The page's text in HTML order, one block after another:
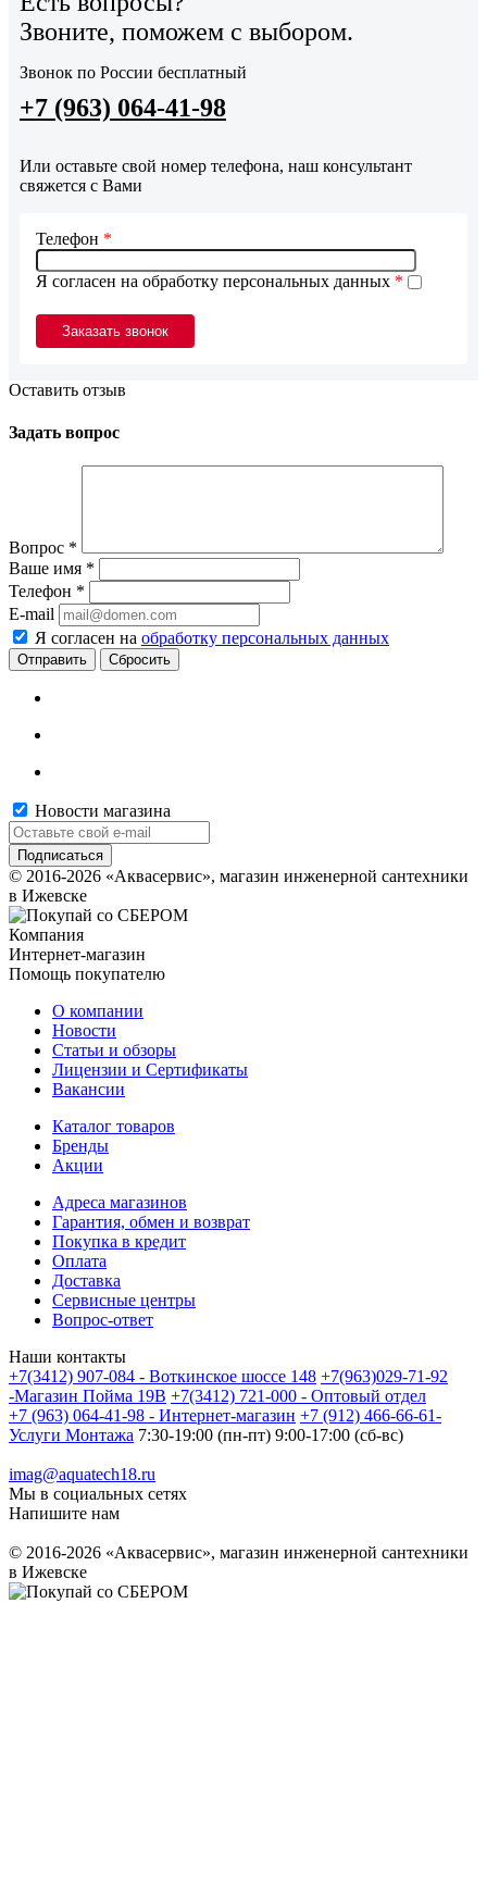
Звоните, поможем с выбором.
Звонок по России бесплатный
+7 (963) 064-41-98
Или оставьте свой номер телефона, наш консультант
свяжется с Вами
Я согласен на обработку персональных данных *
Телефон *
Оставить отзыв
Задать вопрос
Вопрос *
Ваше имя *
Телефон *
E-mail
Я согласен на обработку персональных данных
Сбросить
Новости магазина
© 2016-2026 «Аквасервис», магазин инженерной сантехники
в Ижевске
Компания
Интернет-магазин
Помощь покупателю
О компании
Новости
Статьи и обзоры
Лицензии и Сертификаты
Вакансии
Каталог товаров
Бренды
Акции
Адреса магазинов
Гарантия, обмен и возврат
Покупка в кредит
Оплата
Доставка
Сервисные центры
Вопрос-ответ
Наши контакты
+7(3412) 907-084 - Воткинское шоссе 148 +7(963)029-71-92
-Магазин Пойма 19В +7(3412) 721-000 - Оптовый отдел
+7 (963) 064-41-98 - Интернет-магазин +7 (912) 466-66-61-
Услуги Монтажа 7:30-19:00 (пн-пт) 9:00-17:00 (сб-вс)
imag@aquatech18.ru
Мы в социальных сетях
Напишите нам
© 2016-2026 «Аквасервис», магазин инженерной сантехники
в Ижевске